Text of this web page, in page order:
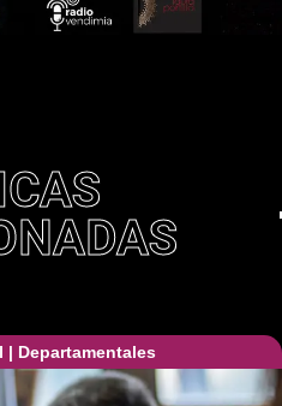
| Departamentales